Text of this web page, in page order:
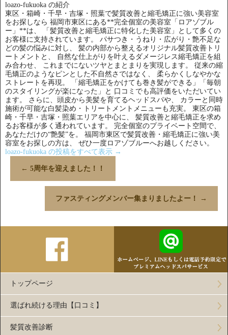
loazo-fukuoka の紹介
東区・箱崎・千早・吉塚・照葉で髪質改善と縮毛矯正に強い美容室
をお探しなら 福岡市東区にある**完全個室の美容室「ロアゾブル
ー」**は、 「髪質改善と縮毛矯正に特化した美容室」として多くの
お客様に支持されています。 パサつき・うねり・広がり・艶不足な
どの髪の悩みに対し、 髪の内部から整えるオリジナル髪質改善トリ
ートメントと、 自然な仕上がりを叶えるダメージレス縮毛矯正を組
み合わせ、 これまでにないツヤとまとまりを実現します。 従来の縮
毛矯正のようなピンとした不自然さではなく、 柔らかくしなやかな
ストレートを再現。 「縮毛矯正をかけても巻き髪ができる」「毎朝
のスタイリングが楽になった」と 口コミでも高評価をいただいてい
ます。 さらに、頭皮から美髪を育てるヘッドスパや、 カラーと同時
施術が可能な白髪染め・トリートメントメニューも充実。 東区の箱
崎・千早・吉塚・照葉エリアを中心に、 髪質改善と縮毛矯正を求め
るお客様が多く通われています。 完全個室のプライベート空間で、
あなただけの“艶髪”を。 福岡市東区で髪質改善・縮毛矯正に強い美
容室をお探しの方は、 ぜひ一度ロアゾブルーへお越しください。
loazo-fukuoka の投稿をすべて表示 →
← 5周年を迎えました！！
ファスティングメンバー集まりましたよー！ →
トップページ
選ばれ続ける理由【口コミ】
髪質改善診断